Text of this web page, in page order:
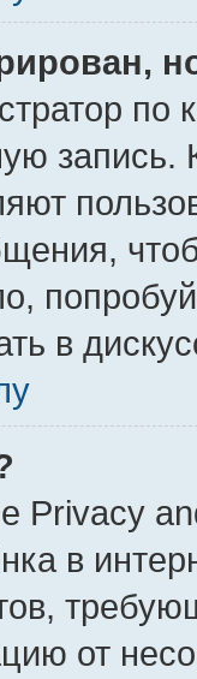
по
запись.
в
Privacy
в
от